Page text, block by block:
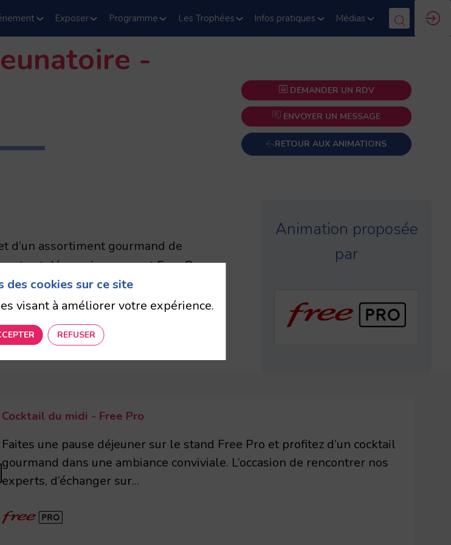
Exposer Programme Les Trophées Infos pratiques Médias
DEMANDER UN RDV
ENVOYER UN MESSAGE
RETOUR AUX ANIMATIONS
-
d’un assortiment gourmand de
et découvrir comment Free Pro
de transformation numérique.
Animation proposée
par
Cocktail du midi - Free Pro
Faites une pause déjeuner sur le stand Free Pro et profitez d’un cocktail
gourmand dans une ambiance conviviale. L’occasion de rencontrer nos
experts, d’échanger sur...
des cookies sur ce site
visant à améliorer votre expérience.
REFUSER